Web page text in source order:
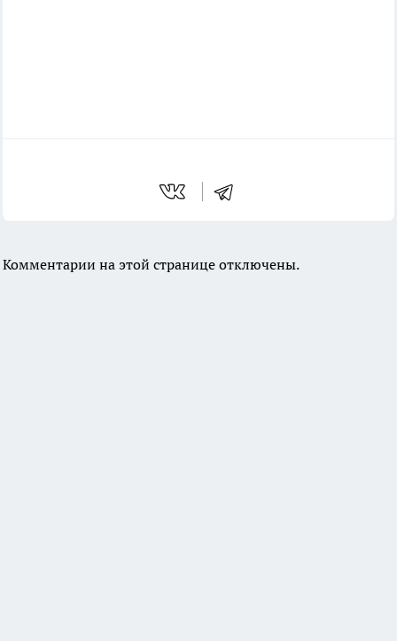
Комментарии на этой странице отключены.